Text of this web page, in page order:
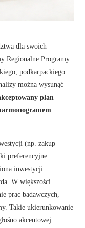
dla swoich
Regionalne Programy
podkarpackiego
można wysunąć
plan
(np. zakup
preferencyjne.
inwestycji
W większości
prac badawczych,
Takie ukierunkowanie
akcentowej